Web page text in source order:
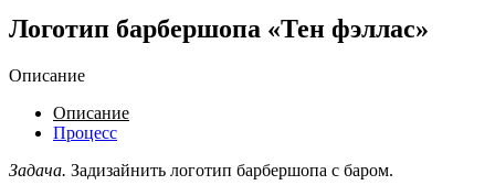
Логотип барбершопа «Тен фэллас»
Описание
Описание
Процесс
Задача. Задизайнить логотип барбершопа с баром.